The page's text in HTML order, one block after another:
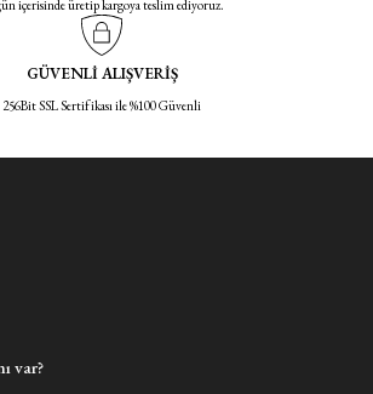
içerisinde üretip kargoya teslim ediyoruz.
GÜVENLİ ALIŞVERİŞ
256Bit SSL Sertifikası ile %100 Güvenli
var?